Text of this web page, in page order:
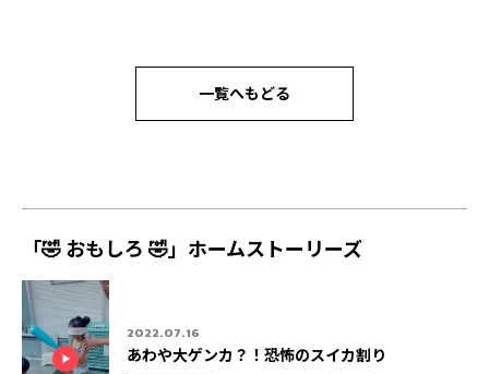
一覧へもどる
「🤣 おもしろ 🤣」ホームストーリーズ
2022.07.16
あわや大ゲンカ？！恐怖のスイカ割り